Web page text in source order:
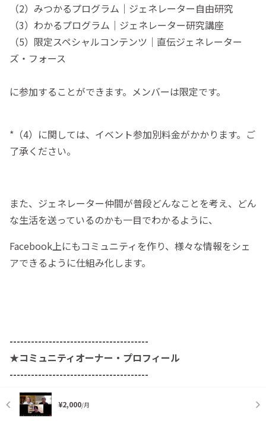
¥2,000/月
（2）みつかるプログラム｜ジェネレーター自由研究
（3）わかるプログラム｜ジェネレーター研究講座
（5）限定スペシャルコンテンツ｜直伝ジェネレーター
ズ・フォース
に参加することができます。メンバーは限定です。
*（4）に関しては、イベント参加別料金がかかります。ご
了承ください。
また、ジェネレーター仲間が普段どんなことを考え、どん
な生活を送っているのかも一目でわかるように、
Facebook上にもコミュニティを作り、様々な情報をシェ
アできるように仕組み化します。
---------------------------------------
★コミュニティオーナー・プロフィール
---------------------------------------
市川 力｜Chikara ICHIKAWA
探研移動小学校主宰・慶応義塾大学SFC研究所上席所員